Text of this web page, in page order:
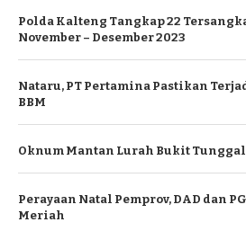
Polda Kalteng Tangkap 22
November – Desember 2023
Nataru, PT Pertamina Pastikan
BBM
Oknum Mantan Lurah Bukit
Perayaan Natal Pemprov, DAD dan
Meriah